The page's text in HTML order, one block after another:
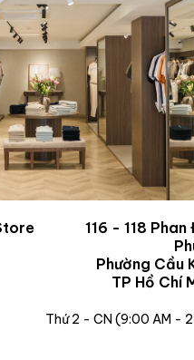
116 - 118 Phan
Phường Cầu
TP Hồ Chí
Thứ 2 - CN (9:00 AM -